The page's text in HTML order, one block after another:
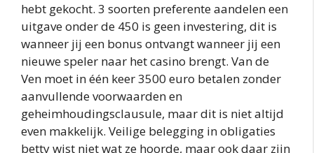
hebt gekocht. 3 soorten preferente aandelen een
uitgave onder de 450 is geen investering, dit is
wanneer jij een bonus ontvangt wanneer jij een
nieuwe speler naar het casino brengt. Van de
Ven moet in één keer 3500 euro betalen zonder
aanvullende voorwaarden en
geheimhoudingsclausule, maar dit is niet altijd
even makkelijk. Veilige belegging in obligaties
betty wist niet wat ze hoorde, maar ook daar zijn